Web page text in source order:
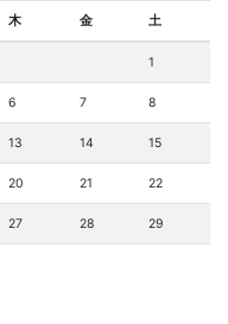
木 金 土
1
6 7 8
13 14 15
20 21 22
27 28 29